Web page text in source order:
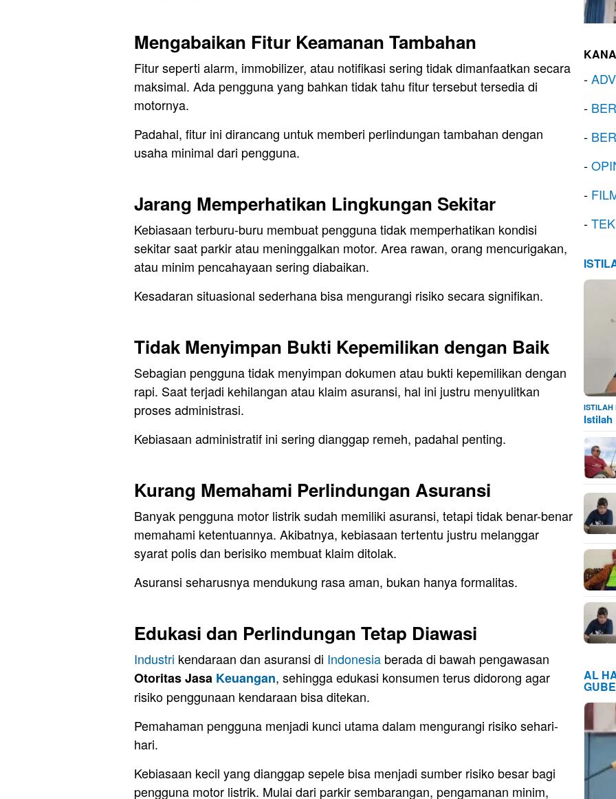
Mengabaikan Fitur Keamanan Tambahan
Fitur seperti alarm, immobilizer, atau notifikasi sering tidak dimanfaatkan secara
maksimal. Ada pengguna yang bahkan tidak tahu fitur tersebut tersedia di
motornya.
Padahal, fitur ini dirancang untuk memberi perlindungan tambahan dengan
usaha minimal dari pengguna.
Jarang Memperhatikan Lingkungan Sekitar
Kebiasaan terburu-buru membuat pengguna tidak memperhatikan kondisi
sekitar saat parkir atau meninggalkan motor. Area rawan, orang mencurigakan,
atau minim pencahayaan sering diabaikan.
Kesadaran situasional sederhana bisa mengurangi risiko secara signifikan.
Tidak Menyimpan Bukti Kepemilikan dengan Baik
Sebagian pengguna tidak menyimpan dokumen atau bukti kepemilikan dengan
rapi. Saat terjadi kehilangan atau klaim asuransi, hal ini justru menyulitkan
proses administrasi.
Kebiasaan administratif ini sering dianggap remeh, padahal penting.
Kurang Memahami Perlindungan Asuransi
Banyak pengguna motor listrik sudah memiliki asuransi, tetapi tidak benar-benar
memahami ketentuannya. Akibatnya, kebiasaan tertentu justru melanggar
syarat polis dan berisiko membuat klaim ditolak.
Asuransi seharusnya mendukung rasa aman, bukan hanya formalitas.
Edukasi dan Perlindungan Tetap Diawasi
Industri kendaraan dan asuransi di Indonesia berada di bawah pengawasan
Otoritas Jasa Keuangan, sehingga edukasi konsumen terus didorong agar
risiko penggunaan kendaraan bisa ditekan.
Pemahaman pengguna menjadi kunci utama dalam mengurangi risiko sehari-
hari.
Kebiasaan kecil yang dianggap sepele bisa menjadi sumber risiko besar bagi
pengguna motor listrik. Mulai dari parkir sembarangan, pengamanan minim,
-
-
-
-
-
-
ISTILAH
Istilah
AL